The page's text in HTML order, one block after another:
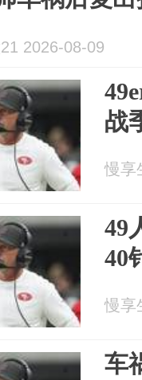
2026-08-09
战
慢享
49
40
慢享
车